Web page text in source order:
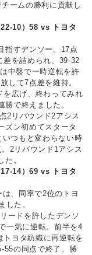
ームの勝利に貢献し
10）58 vs トヨタ
指すデンソー。17点
差を詰められ、39-32
中盤で一時逆転を許
して7点差を維持。
を広げ、終わってみれ
で終えました。
2リバウンド2アシス
ズン初めてスタータ
つもと変わらない時
2リバウンド1アシス
た。
14）69 vs トヨタ
、同率で2位のトヨ
した。
ードを許したデンソ
一気に逆転。前半を4
ヨタ紡織に再逆転を
55の同点で終了。勝